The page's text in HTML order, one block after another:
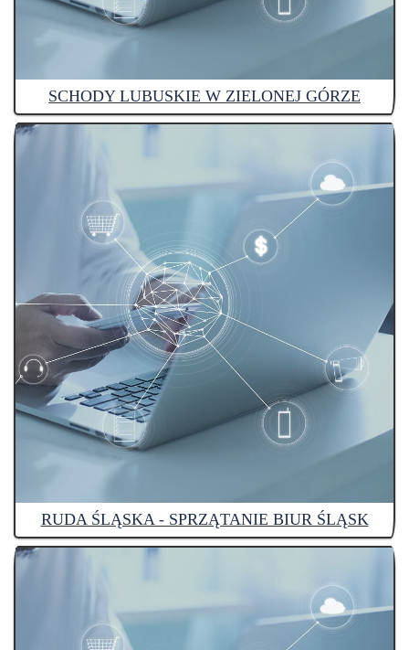
SCHODY LUBUSKIE W ZIELONEJ GÓRZE
RUDA ŚLĄSKA - SPRZĄTANIE BIUR ŚLĄSK